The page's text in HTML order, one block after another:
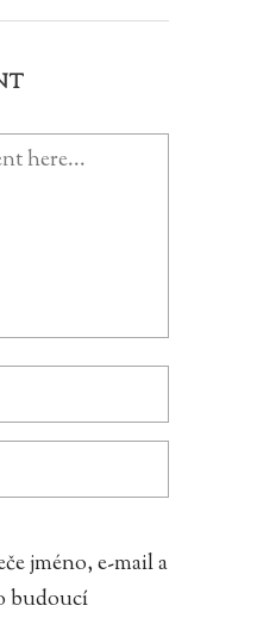
jméno, e-mail a
budoucí